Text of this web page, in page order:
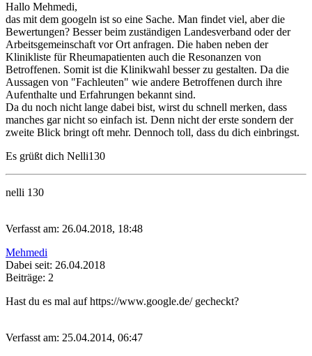
Hallo Mehmedi,
das mit dem googeln ist so eine Sache. Man findet viel, aber die
Bewertungen? Besser beim zuständigen Landesverband oder der
Arbeitsgemeinschaft vor Ort anfragen. Die haben neben der
Klinikliste für Rheumapatienten auch die Resonanzen von
Betroffenen. Somit ist die Klinikwahl besser zu gestalten. Da die
Aussagen von "Fachleuten" wie andere Betroffenen durch ihre
Aufenthalte und Erfahrungen bekannt sind.
Da du noch nicht lange dabei bist, wirst du schnell merken, dass
manches gar nicht so einfach ist. Denn nicht der erste sondern der
zweite Blick bringt oft mehr. Dennoch toll, dass du dich einbringst.
Es grüßt dich Nelli130
nelli 130
Verfasst am: 26.04.2018, 18:48
Mehmedi
Dabei seit: 26.04.2018
Beiträge: 2
Hast du es mal auf https://www.google.de/ gecheckt?
Verfasst am: 25.04.2014, 06:47